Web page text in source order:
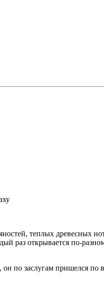
теплых древесных
раз открывается по-
по заслугам пришелся